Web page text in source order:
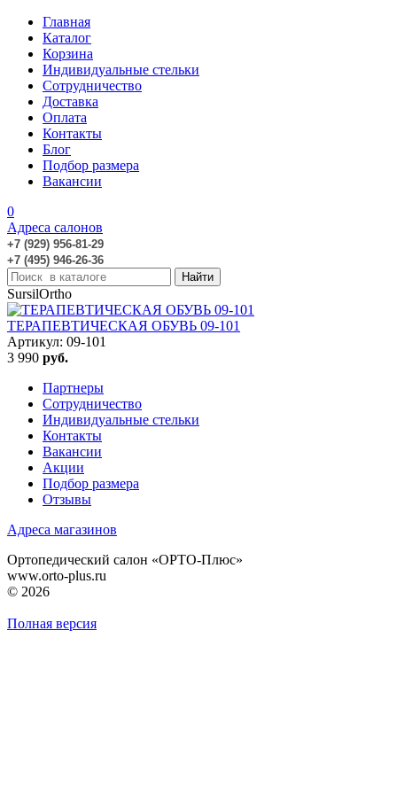
Главная
Каталог
Корзина
Индивидуальные стельки
Сотрудничество
Доставка
Оплата
Контакты
Блог
Подбор размера
Вакансии
0
Адреса салонов
+7 (929) 956-81-29
+7 (495) 946-26-36
SursilOrtho
ТЕРАПЕВТИЧЕСКАЯ ОБУВЬ 09-101
Артикул: 09-101
3 990 руб.
Партнеры
Сотрудничество
Индивидуальные стельки
Контакты
Вакансии
Акции
Подбор размера
Отзывы
Адреса магазинов
Ортопедический салон «ОРТО-Плюс»
www.orto-plus.ru
© 2026
Полная версия